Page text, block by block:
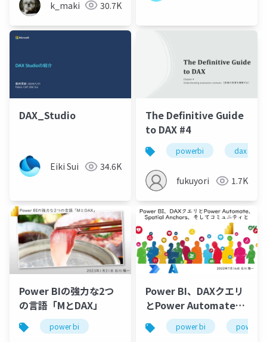
k_maki 30.7K
DAX_Studio
Eiki Sui 34.6K
The Definitive Guide
to DAX #4
powerbi dax
fukuyori 1.7K
Power BIの強力な2つ
の言語「MとDAX」
power bi
Power BI、DAXクエリ
とPower Automate、
Spatial Anchors、そ
してコミュニティと
power bi power